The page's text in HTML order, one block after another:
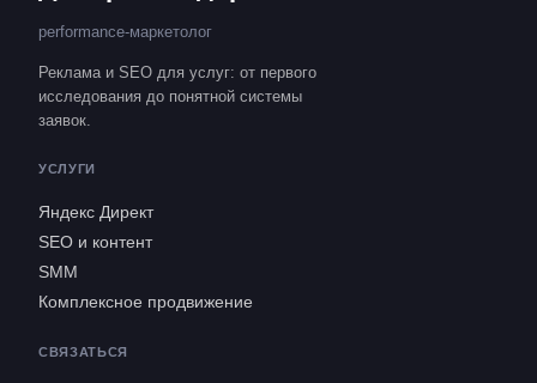
performance-маркетолог
Реклама и SEO для услуг: от первого
исследования до понятной системы
заявок.
УСЛУГИ
Яндекс Директ
SEO и контент
SMM
Комплексное продвижение
СВЯЗАТЬСЯ